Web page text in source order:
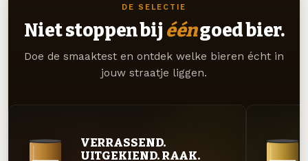
DE SELECTIE
Niet stoppen bij ééngoed bier.
Doe de smaaktest en ontdek welke bieren écht in
jouw straatje liggen.
VERRASSEND.
UITGEKIEND. RAAK.